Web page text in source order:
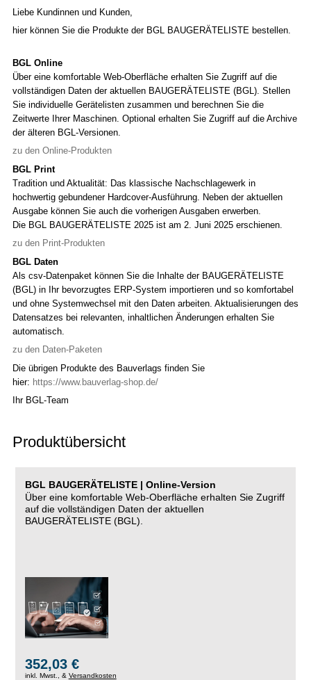
Liebe Kundinnen und Kunden,
hier können Sie die Produkte der BGL BAUGERÄTELISTE bestellen.
BGL Online
Über eine komfortable Web-Oberfläche erhalten Sie Zugriff auf die
vollständigen Daten der aktuellen BAUGERÄTELISTE (BGL). Stellen
Sie individuelle Gerätelisten zusammen und berechnen Sie die
Zeitwerte Ihrer Maschinen. Optional erhalten Sie Zugriff auf die Archive
der älteren BGL-Versionen.
zu den Online-Produkten
BGL Print
Tradition und Aktualität: Das klassische Nachschlagewerk in
hochwertig gebundener Hardcover-Ausführung. Neben der aktuellen
Ausgabe können Sie auch die vorherigen Ausgaben erwerben.
Die BGL BAUGERÄTELISTE 2025 ist am 2. Juni 2025 erschienen.
zu den Print-Produkten
BGL Daten
Als csv-Datenpaket können Sie die Inhalte der BAUGERÄTELISTE
(BGL) in Ihr bevorzugtes ERP-System importieren und so komfortabel
und ohne Systemwechsel mit den Daten arbeiten. Aktualisierungen des
Datensatzes bei relevanten, inhaltlichen Änderungen erhalten Sie
automatisch.
zu den Daten-Paketen
Die übrigen Produkte des Bauverlags finden Sie
hier: https://www.bauverlag-shop.de/
Ihr BGL-Team
Produktübersicht
BGL BAUGERÄTELISTE | Online-Version
Über eine komfortable Web-Oberfläche erhalten Sie Zugriff
auf die vollständigen Daten der aktuellen
BAUGERÄTELISTE (BGL).
352,03 €
inkl. Mwst., & Versandkosten